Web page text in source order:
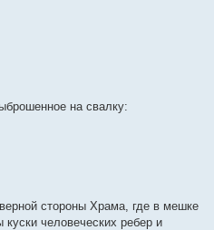
на свалку:
стороны Храма, где в мешке
человеческих ребер и